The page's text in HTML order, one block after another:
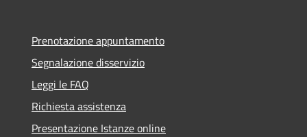
Prenotazione appuntamento
Segnalazione disservizio
Leggi le FAQ
Richiesta assistenza
Presentazione Istanze online